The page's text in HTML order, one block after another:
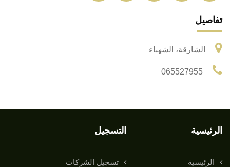
تفاصيل
الشارقة، الشهباء
الرئيسية
الرئيسية
التسجيل
تسجيل الشركات